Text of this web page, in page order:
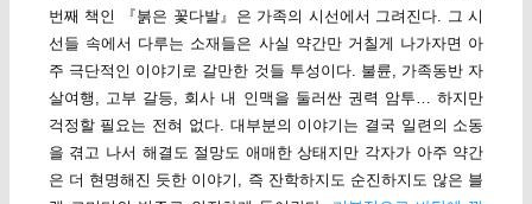
번째 책인 『붉은 꽃다발』은 가족의 시선에서 그려진다. 그 시
선들 속에서 다루는 소재들은 사실 약간만 거칠게 나가자면 아
주 극단적인 이야기로 갈만한 것들 투성이다. 불륜, 가족동반 자
살여행, 고부 갈등, 회사 내 인맥을 둘러싼 권력 암투… 하지만
걱정할 필요는 전혀 없다. 대부분의 이야기는 결국 일련의 소동
을 겪고 나서 해결도 절망도 애매한 상태지만 각자가 아주 약간
은 더 현명해진 듯한 이야기, 즉 잔학하지도 순진하지도 않은 블